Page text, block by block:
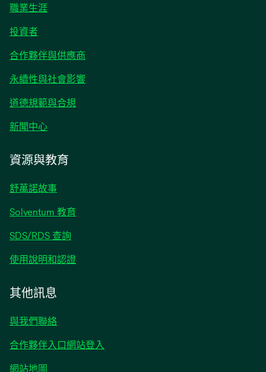
職業生涯
投資者在
標
籤
開
合作夥伴與供應商
永續性與社會影響
道德規範與合規
新聞中心在
標
籤
中
啟
資源與教育
舒萬諾故事
Solventum 教育
SDS/RDS 查詢
使用說明和認證
其他訊息
與我們聯絡
合作夥伴入口網站登入
網站地圖